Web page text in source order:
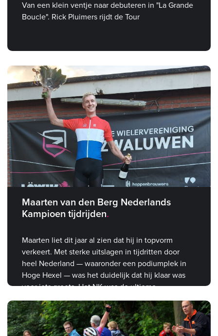
Van een klein ventje naar debuteren in "La Grande
Boucle". Rick Pluimers rijdt de Tour
Maarten van den Berg Nederlands
Kampioen tijdrijden
Maarten liet dit jaar al zien dat hij in topvorm
verkeert. Met sterke uitslagen in tijdritten door
heel Nederland — waaronder een podiumplek in
Hoge Hexel — was het duidelijk dat hij klaar was
voor iets groots. Het NK was de ultieme
bevestiging.